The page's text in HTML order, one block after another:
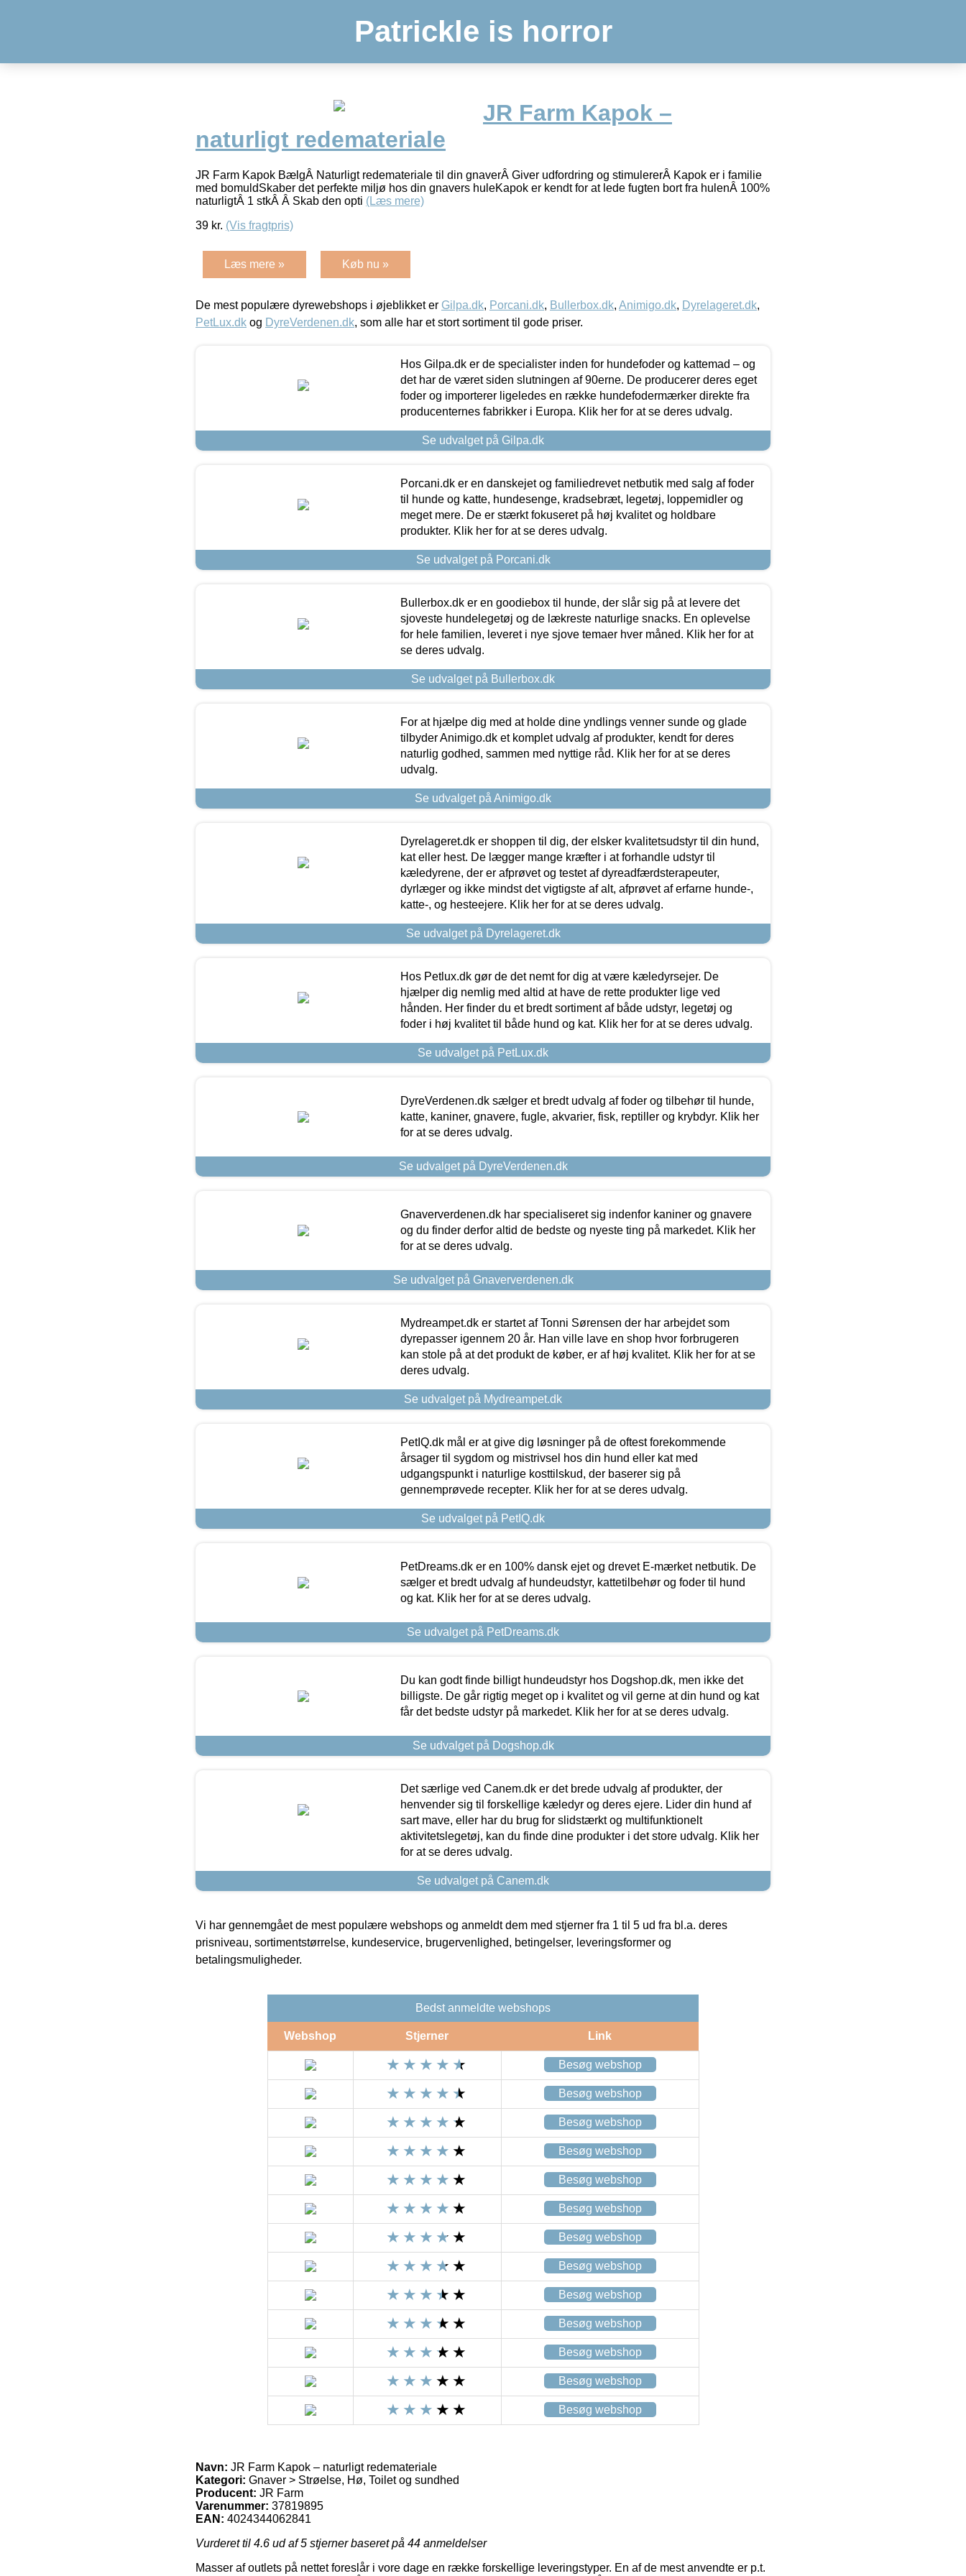
Patrickle is horror
JR Farm Kapok –
naturligt redemateriale
JR Farm Kapok BælgÂ Naturligt redemateriale til din gnaverÂ Giver udfordring og stimulererÂ Kapok er i familie
med bomuldSkaber det perfekte miljø hos din gnavers huleKapok er kendt for at lede fugten bort fra hulenÂ 100%
naturligtÂ 1 stkÂ Â Skab den opti (Læs mere)
39 kr. (Vis fragtpris)
Læs mere » Køb nu »
De mest populære dyrewebshops i øjeblikket er Gilpa.dk, Porcani.dk, Bullerbox.dk, Animigo.dk, Dyrelageret.dk,
PetLux.dk og DyreVerdenen.dk, som alle har et stort sortiment til gode priser.
Hos Gilpa.dk er de specialister inden for hundefoder og kattemad – og
det har de været siden slutningen af 90erne. De producerer deres eget
foder og importerer ligeledes en række hundefodermærker direkte fra
producenternes fabrikker i Europa. Klik her for at se deres udvalg.
Se udvalget på Gilpa.dk
Porcani.dk er en danskejet og familiedrevet netbutik med salg af foder
til hunde og katte, hundesenge, kradsebræt, legetøj, loppemidler og
meget mere. De er stærkt fokuseret på høj kvalitet og holdbare
produkter. Klik her for at se deres udvalg.
Se udvalget på Porcani.dk
Bullerbox.dk er en goodiebox til hunde, der slår sig på at levere det
sjoveste hundelegetøj og de lækreste naturlige snacks. En oplevelse
for hele familien, leveret i nye sjove temaer hver måned. Klik her for at
se deres udvalg.
Se udvalget på Bullerbox.dk
For at hjælpe dig med at holde dine yndlings venner sunde og glade
tilbyder Animigo.dk et komplet udvalg af produkter, kendt for deres
naturlig godhed, sammen med nyttige råd. Klik her for at se deres
udvalg.
Se udvalget på Animigo.dk
Dyrelageret.dk er shoppen til dig, der elsker kvalitetsudstyr til din hund,
kat eller hest. De lægger mange kræfter i at forhandle udstyr til
kæledyrene, der er afprøvet og testet af dyreadfærdsterapeuter,
dyrlæger og ikke mindst det vigtigste af alt, afprøvet af erfarne hunde-,
katte-, og hesteejere. Klik her for at se deres udvalg.
Se udvalget på Dyrelageret.dk
Hos Petlux.dk gør de det nemt for dig at være kæledyrsejer. De
hjælper dig nemlig med altid at have de rette produkter lige ved
hånden. Her finder du et bredt sortiment af både udstyr, legetøj og
foder i høj kvalitet til både hund og kat. Klik her for at se deres udvalg.
Se udvalget på PetLux.dk
DyreVerdenen.dk sælger et bredt udvalg af foder og tilbehør til hunde,
katte, kaniner, gnavere, fugle, akvarier, fisk, reptiller og krybdyr. Klik her
for at se deres udvalg.
Se udvalget på DyreVerdenen.dk
Gnaververdenen.dk har specialiseret sig indenfor kaniner og gnavere
og du finder derfor altid de bedste og nyeste ting på markedet. Klik her
for at se deres udvalg.
Se udvalget på Gnaververdenen.dk
Mydreampet.dk er startet af Tonni Sørensen der har arbejdet som
dyrepasser igennem 20 år. Han ville lave en shop hvor forbrugeren
kan stole på at det produkt de køber, er af høj kvalitet. Klik her for at se
deres udvalg.
Se udvalget på Mydreampet.dk
PetIQ.dk mål er at give dig løsninger på de oftest forekommende
årsager til sygdom og mistrivsel hos din hund eller kat med
udgangspunkt i naturlige kosttilskud, der baserer sig på
gennemprøvede recepter. Klik her for at se deres udvalg.
Se udvalget på PetIQ.dk
PetDreams.dk er en 100% dansk ejet og drevet E-mærket netbutik. De
sælger et bredt udvalg af hundeudstyr, kattetilbehør og foder til hund
og kat. Klik her for at se deres udvalg.
Se udvalget på PetDreams.dk
Du kan godt finde billigt hundeudstyr hos Dogshop.dk, men ikke det
billigste. De går rigtig meget op i kvalitet og vil gerne at din hund og kat
får det bedste udstyr på markedet. Klik her for at se deres udvalg.
Se udvalget på Dogshop.dk
Det særlige ved Canem.dk er det brede udvalg af produkter, der
henvender sig til forskellige kæledyr og deres ejere. Lider din hund af
sart mave, eller har du brug for slidstærkt og multifunktionelt
aktivitetslegetøj, kan du finde dine produkter i det store udvalg. Klik her
for at se deres udvalg.
Se udvalget på Canem.dk
Vi har gennemgået de mest populære webshops og anmeldt dem med stjerner fra 1 til 5 ud fra bl.a. deres
prisniveau, sortimentstørrelse, kundeservice, brugervenlighed, betingelser, leveringsformer og
betalingsmuligheder.
Bedst anmeldte webshops
Webshop Stjerner Link
Besøg webshop
Besøg webshop
Besøg webshop
Besøg webshop
Besøg webshop
Besøg webshop
Besøg webshop
Besøg webshop
Besøg webshop
Besøg webshop
Besøg webshop
Besøg webshop
Besøg webshop
Navn: JR Farm Kapok – naturligt redemateriale
Kategori: Gnaver > Strøelse, Hø, Toilet og sundhed
Producent: JR Farm
Varenummer: 37819895
EAN: 4024344062841
Vurderet til 4.6 ud af 5 stjerner baseret på 44 anmeldelser
Masser af outlets på nettet foreslår i vore dage en række forskellige leveringstyper. En af de mest anvendte er p.t.